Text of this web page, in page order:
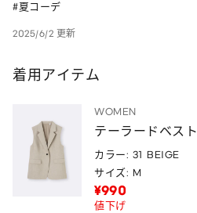
#夏コーデ
2025/6/2 更新
着用アイテム
WOMEN
テーラードベスト
カラー: 31 BEIGE
サイズ: M
¥990
値下げ